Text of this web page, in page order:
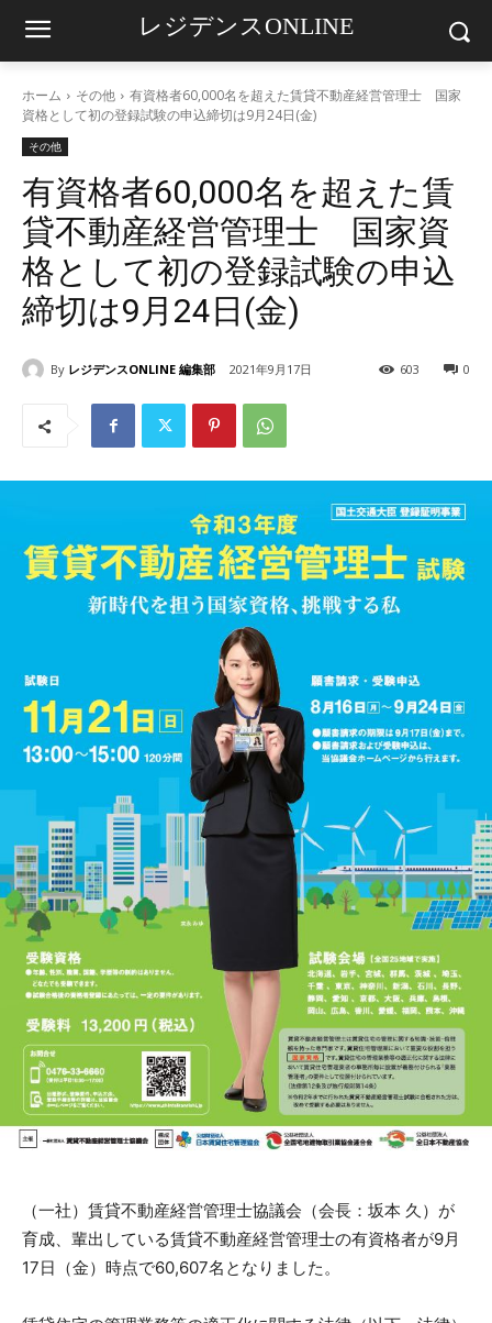
レジデンスONLINE
ホーム その他
有資格者60,000名を超えた賃貸不動産経営管理士 国家
資格として初の登録試験の申込締切は9月24日(金)
その他
有資格者60,000名を超えた賃
貸不動産経営管理士 国家資
格として初の登録試験の申込
締切は9月24日(金)
By レジデンスONLINE 編集部 2021年9月17日 0
603
（一社）賃貸不動産経営管理士協議会（会長：坂本 久）が
育成、輩出している賃貸不動産経営管理士の有資格者が9月
17日（金）時点で60,607名となりました。